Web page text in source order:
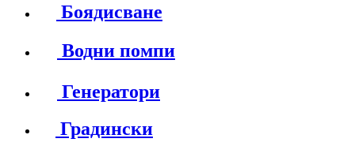
Боядисване
Водни помпи
Генератори
Градински